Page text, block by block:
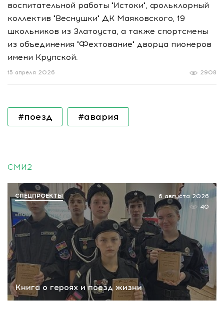
воспитательной работы "Истоки", фольклорный
коллектив "Веснушки" ДК Маяковского, 19
школьников из Златоуста, а также спортсмены
из объединения "Фехтование" дворца пионеров
имени Крупской.
2908
15 апреля 2026
#поезд #авария
СМИ2
Книга о героях и поезд жизни
6 августа 2026
40
СПЕЦПРОЕКТЫ